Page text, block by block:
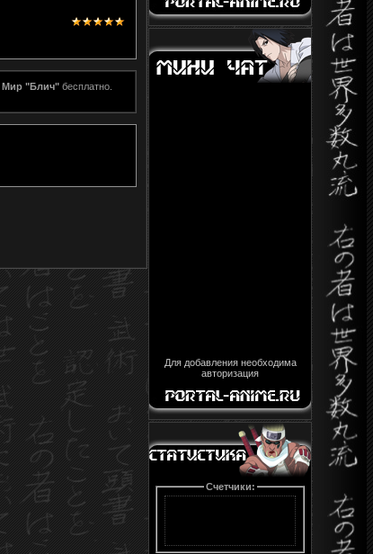
Мир "Блич" бесплатно.
Для добавления необходима
авторизация
Счетчики: